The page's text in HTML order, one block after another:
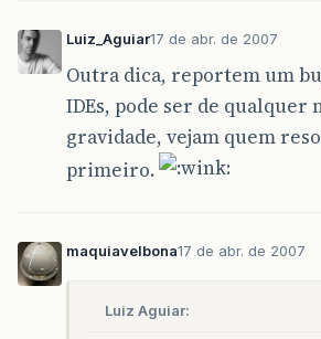
Luiz_Aguiar17 de abr. de 2007
Outra dica, reportem um
IDEs, pode ser de qualquer
gravidade, vejam quem
primeiro.
maquiavelbona17 de abr. de 2007
Luiz Aguiar: